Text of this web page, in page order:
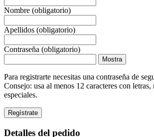
Nombre (obligatorio)
Apellidos (obligatorio)
Contraseña (obligatorio)
Mostra
Para registrarte necesitas una contraseña de
Consejo: usa al menos 12 caracteres con letras,
especiales.
Detalles del pedido